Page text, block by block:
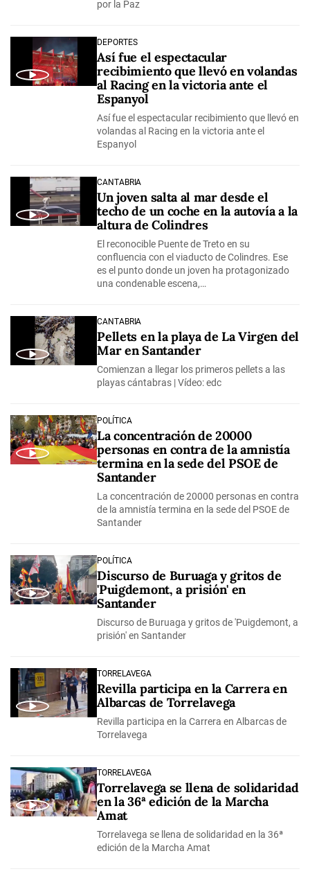
por la Paz
DEPORTES
Así fue el espectacular
recibimiento que llevó en volandas
al Racing en la victoria ante el
Espanyol
Así fue el espectacular recibimiento que llevó en
volandas al Racing en la victoria ante el
Espanyol
CANTABRIA
Un joven salta al mar desde el
techo de un coche en la autovía a la
altura de Colindres
El reconocible Puente de Treto en su
confluencia con el viaducto de Colindres. Ese
es el punto donde un joven ha protagonizado
una condenable escena,…
CANTABRIA
Pellets en la playa de La Virgen del
Mar en Santander
Comienzan a llegar los primeros pellets a las
playas cántabras | Vídeo: edc
POLÍTICA
La concentración de 20000
personas en contra de la amnistía
termina en la sede del PSOE de
Santander
La concentración de 20000 personas en contra
de la amnistía termina en la sede del PSOE de
Santander
POLÍTICA
Discurso de Buruaga y gritos de
'Puigdemont, a prisión' en
Santander
Discurso de Buruaga y gritos de 'Puigdemont, a
prisión' en Santander
TORRELAVEGA
Revilla participa en la Carrera en
Albarcas de Torrelavega
Revilla participa en la Carrera en Albarcas de
Torrelavega
TORRELAVEGA
Torrelavega se llena de solidaridad
en la 36ª edición de la Marcha
Amat
Torrelavega se llena de solidaridad en la 36ª
edición de la Marcha Amat